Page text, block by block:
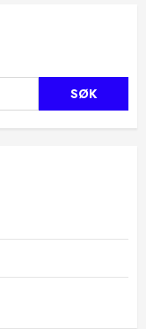
SØK